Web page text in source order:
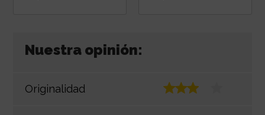
Nuestra opinión:
Originalidad